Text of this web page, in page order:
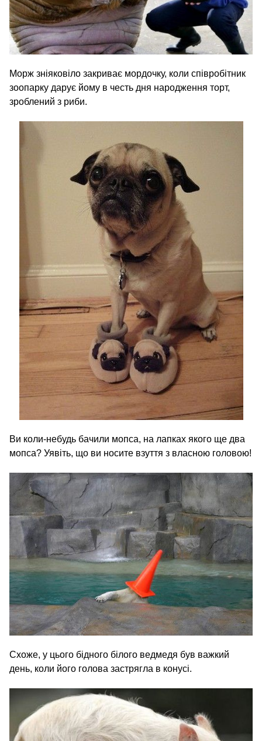
Морж зніяковіло закриває мордочку, коли співробітник
зоопарку дарує йому в честь дня народження торт,
зроблений з риби.
Ви коли-небудь бачили мопса, на лапках якого ще два
мопса? Уявіть, що ви носите взуття з власною головою!
Схоже, у цього бідного білого ведмедя був важкий
день, коли його голова застрягла в конусі.